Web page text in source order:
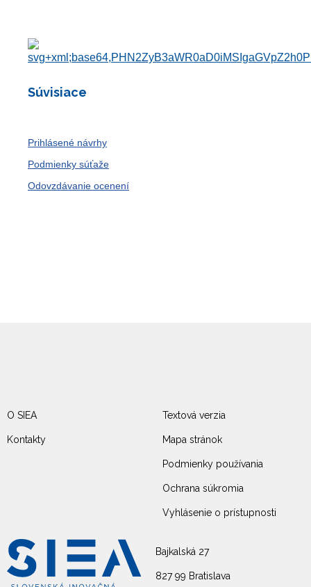
Súvisiace
Prihlásené návrhy
Podmienky súťaže
Odovzdávanie ocenení
Bajkalská 27
827 99 Bratislava
O SIEA
Kontakty
Textová verzia
Mapa stránok
Podmienky používania
Ochrana súkromia
Vyhlásenie o prístupnosti